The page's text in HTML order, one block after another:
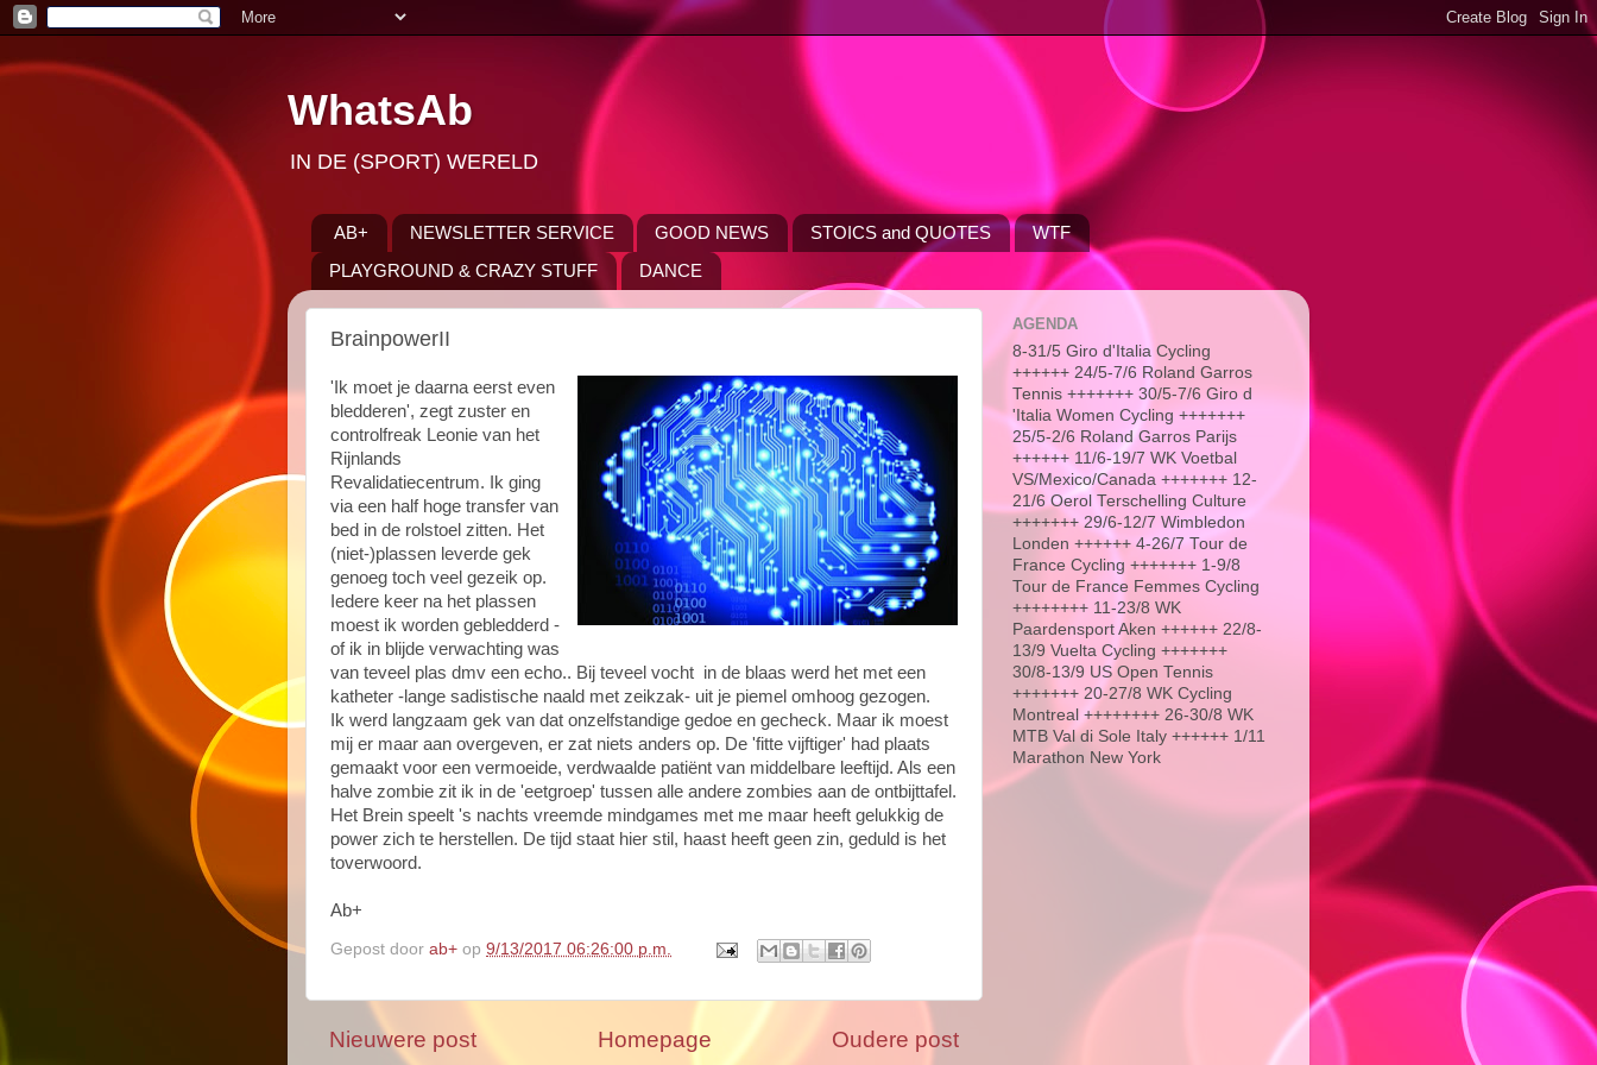
WhatsAb
IN DE (SPORT) WERELD
AB+ NEWSLETTER SERVICE GOOD NEWS STOICS and QUOTES
WTF
PLAYGROUND & CRAZY STUFF
DANCE
BrainpowerII
'Ik moet je daarna eerst even
bledderen', zegt zuster en
controlfreak Leonie van het
Rijnlands
Revalidatiecentrum. Ik ging
via een half hoge transfer van
bed in de rolstoel zitten. Het
(niet-)plassen leverde gek
genoeg toch veel gezeik op.
Iedere keer na het plassen
moest ik worden gebledderd -
of ik in blijde verwachting was
van teveel plas dmv een echo.. Bij teveel vocht in de blaas werd het met een
katheter -lange sadistische naald met zeikzak- uit je piemel omhoog gezogen.
Ik werd langzaam gek van dat onzelfstandige gedoe en gecheck. Maar ik moest
mij er maar aan overgeven, er zat niets anders op. De 'fitte vijftiger' had plaats
gemaakt voor een vermoeide, verdwaalde patiënt van middelbare leeftijd. Als een
halve zombie zit ik in de 'eetgroep' tussen alle andere zombies aan de ontbijttafel.
Het Brein speelt 's nachts vreemde mindgames met me maar heeft gelukkig de
power zich te herstellen. De tijd staat hier stil, haast heeft geen zin, geduld is het
toverwoord.
Ab+
Gepost door ab+ op 9/13/2017 06:26:00 p.m.
Nieuwere post Oudere post
Homepage
AGENDA
8-31/5 Giro d'Italia Cycling
++++++ 24/5-7/6 Roland Garros
Tennis +++++++ 30/5-7/6 Giro d
'Italia Women Cycling +++++++
25/5-2/6 Roland Garros Parijs
++++++ 11/6-19/7 WK Voetbal
VS/Mexico/Canada +++++++ 12-
21/6 Oerol Terschelling Culture
+++++++ 29/6-12/7 Wimbledon
Londen ++++++ 4-26/7 Tour de
France Cycling +++++++ 1-9/8
Tour de France Femmes Cycling
++++++++ 11-23/8 WK
Paardensport Aken ++++++ 22/8-
13/9 Vuelta Cycling +++++++
30/8-13/9 US Open Tennis
+++++++ 20-27/8 WK Cycling
Montreal ++++++++ 26-30/8 WK
MTB Val di Sole Italy ++++++ 1/11
Marathon New York